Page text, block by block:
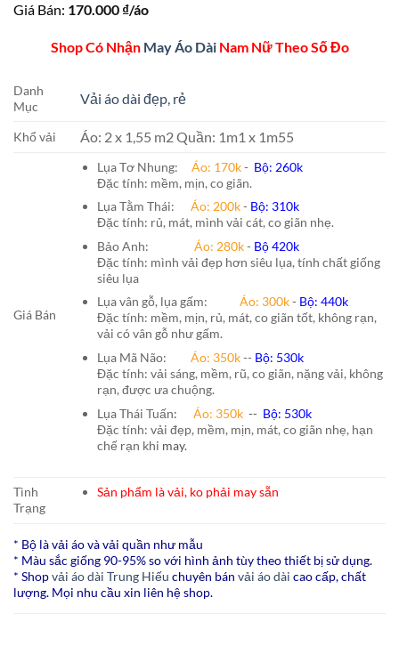
Giá Bán: 170.000 ₫/áo
Shop Có Nhận May Áo DàiNam Nữ Theo Số Đo
Danh
Mục
Vải áo dài đẹp, rẻ
Khổ vải Áo: 2 x 1,55 m2 Quần: 1m1 x 1m55
Giá Bán
Lụa Tơ Nhung: Áo: 170k- Bộ: 260k
Đặc tính: mềm, mịn, co giãn.
Lụa Tằm Thái: Áo: 200k- Bộ: 310k
Đặc tính: rủ, mát, mình vải cát, co giãn nhẹ.
Bảo Anh: Áo: 280k- Bộ 420k
Đặc tính: mình vải đẹp hơn siêu lụa, tính chất giống
siêu lụa
Lụa vân gỗ, lụa gấm: Áo: 300k- Bộ: 440k
Đặc tính: mềm, mịn, rủ, mát, co giãn tốt, không rạn,
vải có vân gỗ như gấm.
Lụa Mã Não: Áo: 350k-- Bộ: 530k
Đặc tính: vải sáng, mềm, rũ, co giãn, nặng vải, không
rạn, được ưa chuộng.
Lụa Thái Tuấn: Áo: 350k-- Bộ: 530k
Đặc tính: vải đẹp, mềm, mịn, mát, co giãn nhẹ, hạn
chế rạn khi may.
Tình
Trạng
Sản phẩm là vải, ko phải may sẵn
* Bộ là vải áo và vải quần như mẫu
* Màu sắc giống 90-95% so với hình ảnh tùy theo thiết bị sử dụng.
* Shopvải áo dài Trung Hiếu chuyên bán vải áo dài cao cấp, chất
lượng. Mọi nhu cầu xin liên hệ shop.